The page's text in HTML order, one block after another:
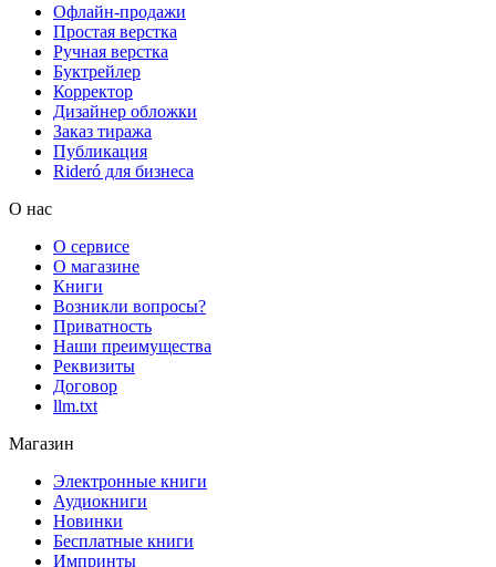
Офлайн-продажи
Простая верстка
Ручная верстка
Буктрейлер
Корректор
Дизайнер обложки
Заказ тиража
Публикация
Rideró для бизнеса
О нас
О сервисе
О магазине
Книги
Возникли вопросы?
Приватность
Наши преимущества
Реквизиты
Договор
llm.txt
Магазин
Электронные книги
Аудиокниги
Новинки
Бесплатные книги
Импринты